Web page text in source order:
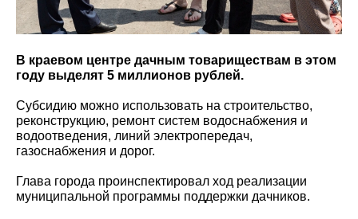
В краевом центре дачным товариществам в этом
году выделят 5 миллионов рублей.
Субсидию можно использовать на строительство,
реконструкцию, ремонт систем водоснабжения и
водоотведения, линий электропередач,
газоснабжения и дорог.
Глава города проинспектировал ход реализации
муниципальной программы поддержки дачников.